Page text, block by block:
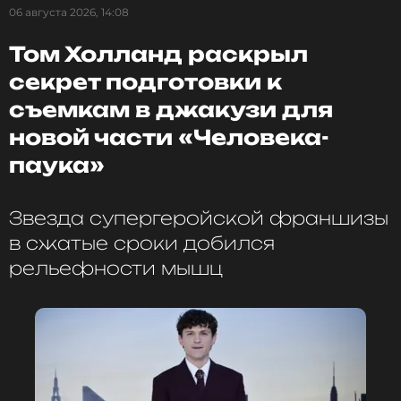
Смотрите нас в Likee, чтобы
оставаться в курсе событий
ПОДПИСАТЬСЯ
06 августа 2026, 14:08
Том Холланд раскрыл
секрет подготовки к
съемкам в джакузи для
новой части «Человека-
паука»
Звезда супергеройской франшизы
в сжатые сроки добился
рельефности мышц